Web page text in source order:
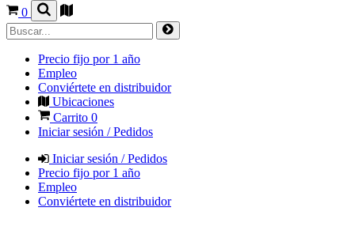
0
Precio fijo por 1 año
Empleo
Conviértete en distribuidor
Ubicaciones
Carrito 0
Iniciar sesión / Pedidos
Iniciar sesión / Pedidos
Precio fijo por 1 año
Empleo
Conviértete en distribuidor